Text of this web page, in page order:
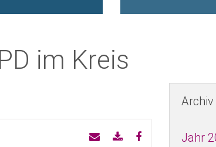
Jusos in der
AfA
News -
im Kreis
Archiv
Jahr